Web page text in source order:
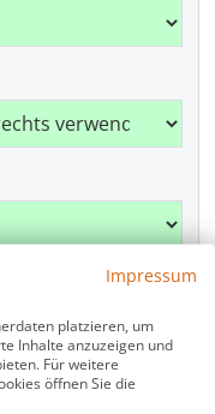
Impressum
platzieren, um
Inhalte anzuzeigen und
Für weitere
öffnen Sie die